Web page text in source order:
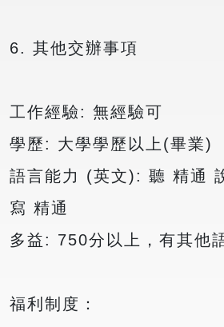
6. 其他交辦事項
工作經驗: 無經驗可
學歷: 大學學歷以上(畢業)
語言能力 (英文): 聽 精通
寫 精通
多益: 750分以上，有其他
福利制度：